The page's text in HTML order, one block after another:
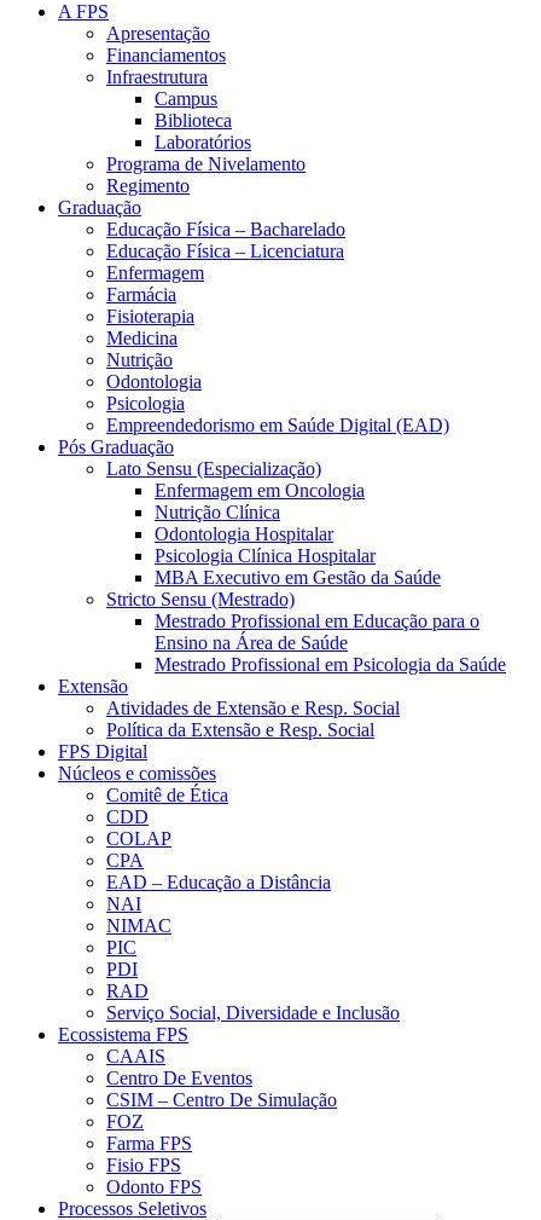
A FPS
Apresentação
Financiamentos
Infraestrutura
Campus
Biblioteca
Laboratórios
Programa de Nivelamento
Regimento
Graduação
Educação Física – Bacharelado
Educação Física – Licenciatura
Enfermagem
Farmácia
Fisioterapia
Medicina
Nutrição
Odontologia
Psicologia
Empreendedorismo em Saúde Digital (EAD)
Pós Graduação
Lato Sensu (Especialização)
Enfermagem em Oncologia
Nutrição Clínica
Odontologia Hospitalar
Psicologia Clínica Hospitalar
MBA Executivo em Gestão da Saúde
Stricto Sensu (Mestrado)
Mestrado Profissional em Educação para o
Ensino na Área de Saúde
Mestrado Profissional em Psicologia da Saúde
Extensão
Atividades de Extensão e Resp. Social
Política da Extensão e Resp. Social
FPS Digital
Núcleos e comissões
Comitê de Ética
CDD
COLAP
CPA
EAD – Educação a Distância
NAI
NIMAC
PIC
PDI
RAD
Serviço Social, Diversidade e Inclusão
Ecossistema FPS
CAAIS
Centro De Eventos
CSIM – Centro De Simulação
FOZ
Farma FPS
Fisio FPS
Odonto FPS
Processos Seletivos